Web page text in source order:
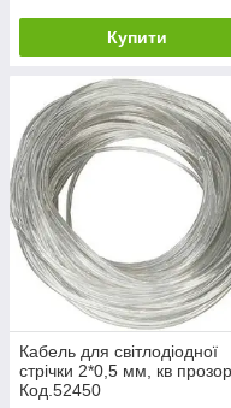
Купити
Кабель для світлодіодної
стрічки 2*0,5 мм, кв
Код.52450